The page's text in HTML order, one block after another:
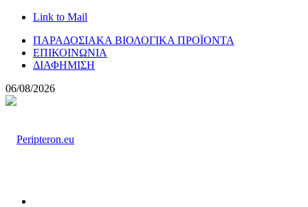
Link to Mail
ΠΑΡΑΔΟΣΙΑΚΑ ΒΙΟΛΟΓΙΚΑ ΠΡΟΪΟΝΤΑ
ΕΠΙΚΟΙΝΩΝΙΑ
ΔΙΑΦΗΜΙΣΗ
06/08/2026